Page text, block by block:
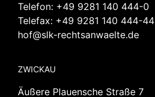
Telefon: +49 9281 140 444-0
Telefax: +49 9281 140 444-44
hof@slk-rechtsanwaelte.de
ZWICKAU
Äußere Plauensche Straße 7